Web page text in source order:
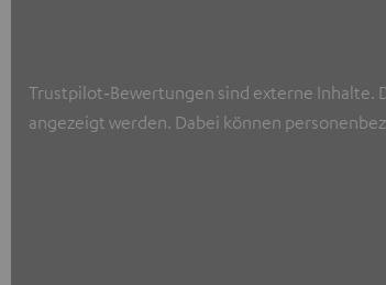
Trustpilot‑Bewertungen sind externe Inhalte.
angezeigt werden. Dabei können